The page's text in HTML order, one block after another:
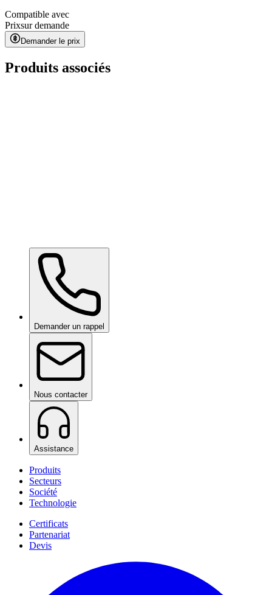
Compatible avec
Prixsur demande
Demander le prix
Produits associés
Ceramic Pro PPFsur demande
Demander un rappel
Nous contacter
Assistance
Produits
Secteurs
Société
Technologie
Certificats
Partenariat
Devis